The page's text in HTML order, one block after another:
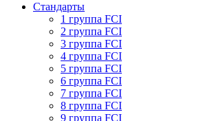
Стандарты
1 группа FCI
2 группа FCI
3 группа FCI
4 группа FCI
5 группа FCI
6 группа FCI
7 группа FCI
8 группа FCI
9 группа FCI